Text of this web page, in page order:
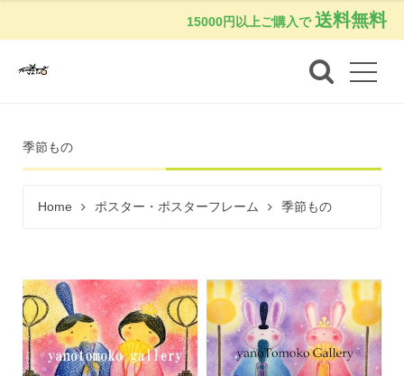
15000円以上ご購入で 送料無料
季節もの
Home ポスター・ポスターフレーム 季節もの